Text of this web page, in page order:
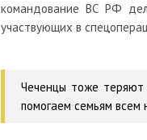
командование ВС РФ
участвующих в
Чеченцы тоже теряют
помогаем семьям